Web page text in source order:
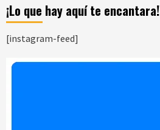
¡Lo que hay aquí te encantara!
[instagram-feed]